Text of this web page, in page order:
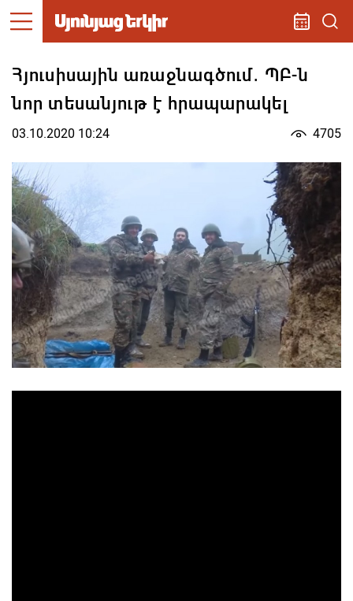
Հյուսիսային առաջնագծում․ ՊԲ-ն
նոր տեսանյութ է հրապարակել
03.10.2020 10:24 4705